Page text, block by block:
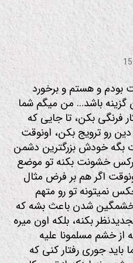
و هستم و برخورد
گزینه باشد… من میگم شما
فرنگی بکن، تا جایی که
رو ترویج بکن، اونوقت
بگه خودش بزرگترین دشمن
خشونت بکنه تو موضع
اگر هم بر فرض مثال
نمیتونه تو رو متهم
خشمگین شدن باعث بشه که
بکنه، بلکه اون میره
از خشم مسلمونا علیه
جوری رفتار کنی که